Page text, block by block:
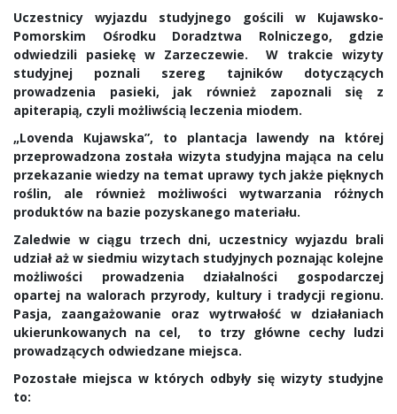
Uczestnicy wyjazdu studyjnego gościli w Kujawsko-
Pomorskim Ośrodku Doradztwa Rolniczego, gdzie
odwiedzili pasiekę w Zarzeczewie. W trakcie wizyty
studyjnej poznali szereg tajników dotyczących
prowadzenia pasieki, jak również zapoznali się z
apiterapią, czyli możliwścią leczenia miodem.
„Lovenda Kujawska”, to plantacja lawendy na której
przeprowadzona została wizyta studyjna mająca na celu
przekazanie wiedzy na temat uprawy tych jakże pięknych
roślin, ale również możliwości wytwarzania różnych
produktów na bazie pozyskanego materiału.
Zaledwie w ciągu trzech dni, uczestnicy wyjazdu brali
udział aż w siedmiu wizytach studyjnych poznając kolejne
możliwości prowadzenia działalności gospodarczej
opartej na walorach przyrody, kultury i tradycji regionu.
Pasja, zaangażowanie oraz wytrwałość w działaniach
ukierunkowanych na cel, to trzy główne cechy ludzi
prowadzących odwiedzane miejsca.
Pozostałe miejsca w których odbyły się wizyty studyjne
to: